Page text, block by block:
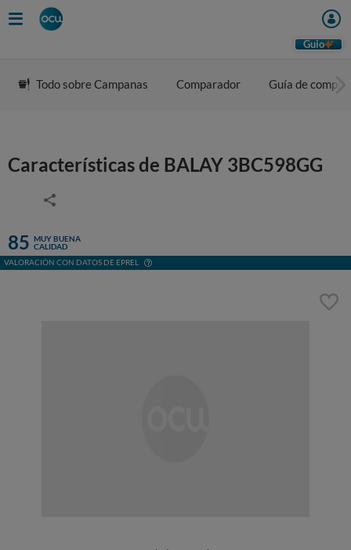
Guio
Todo sobre Campanas Comparador Guía de compra
Características de BALAY 3BC598GG
85 MUY BUENA
CALIDAD
VALORACIÓN CON DATOS DE EPREL